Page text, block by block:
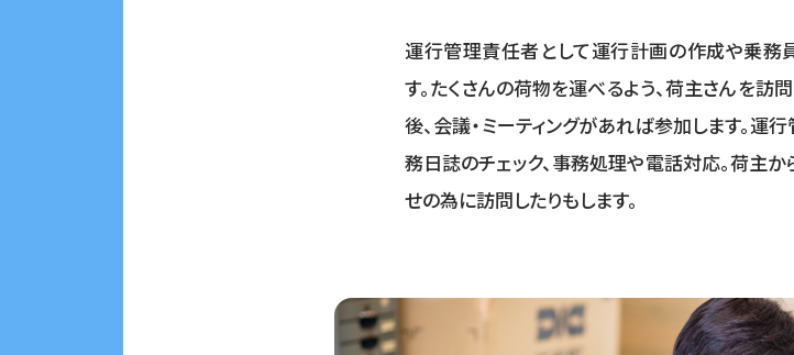
運行管理責任者として運行計画の作成や乗務
す。たくさんの荷物を運べるよう、荷主さんを訪
後、会議・ミーティングがあれば参加します。運
務日誌のチェック、事務処理や電話対応。荷主
せの為に訪問したりもします。